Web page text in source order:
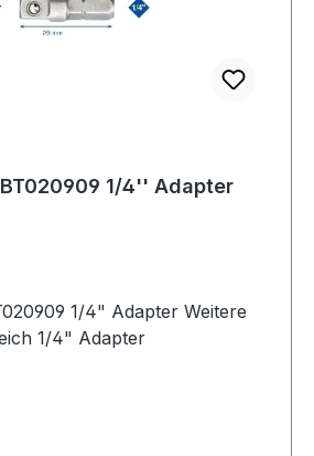
Brilliant Tools BT020909 1/4'' Adapter
Produkte im Bereich 1/4" Adapter